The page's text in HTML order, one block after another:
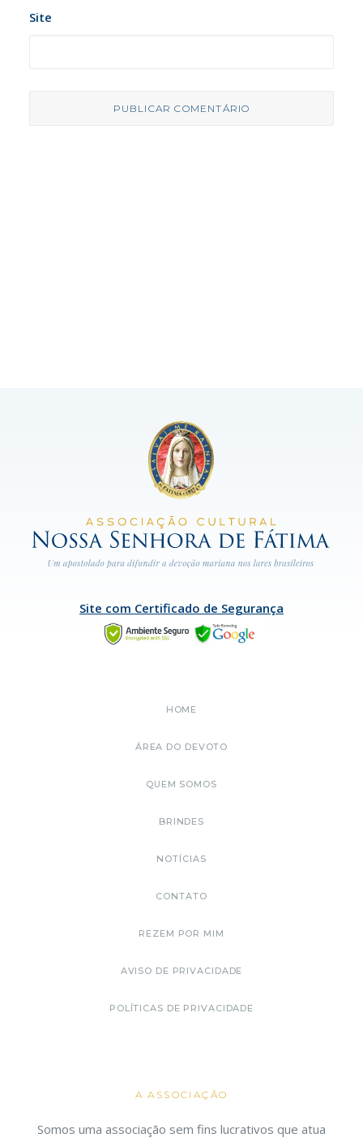
Site
Site com Certificado de Segurança
HOME
ÁREA DO DEVOTO
QUEM SOMOS
BRINDES
NOTÍCIAS
CONTATO
REZEM POR MIM
AVISO DE PRIVACIDADE
POLÍTICAS DE PRIVACIDADE
A ASSOCIAÇÃO
Somos uma associação sem fins lucrativos que atua